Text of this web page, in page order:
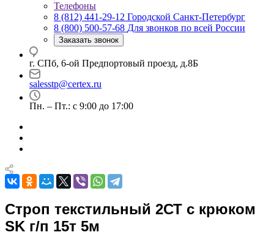
Телефоны
8 (812) 441-29-12 Городской Санкт-Петербург
8 (800) 500-57-68 Для звонков по всей России
Заказать звонок
г. СПб, 6-ой Предпортовый проезд, д.8Б
salesstp@certex.ru
Пн. – Пт.: с 9:00 до 17:00
Строп текстильный 2СТ с крюком
SK г/п 15т 5м